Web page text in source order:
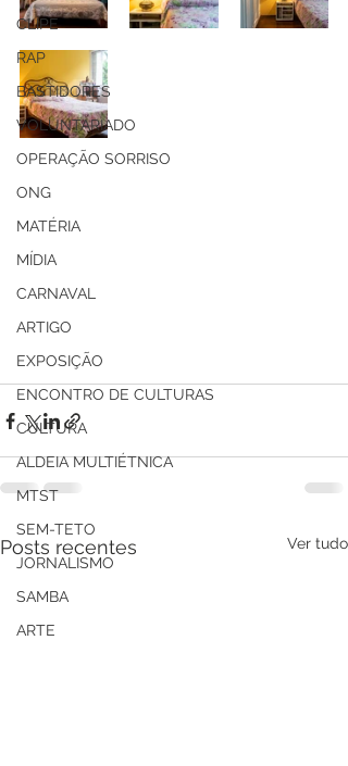
CLIPE
RAP
BASTIDORES
VOLUNTARIADO
OPERAÇÃO SORRISO
ONG
MATÉRIA
MÍDIA
CARNAVAL
ARTIGO
EXPOSIÇÃO
ENCONTRO DE CULTURAS
CULTURA
ALDEIA MULTIÉTNICA
MTST
SEM-TETO
JORNALISMO
SAMBA
ARTE
Posts recentes Ver tudo